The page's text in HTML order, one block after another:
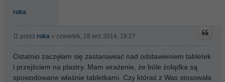
roka
przez roka » czwartek, 18 wrz 2014, 18:27
Ostatnio zaczęłam się zastanawiać nad odstawieniem tabletek
i przejściem na plastry. Mam wrażenie, że bóle żołądka są
spowodowane właśnie tabletkami. Czy któraś z Was stosowała